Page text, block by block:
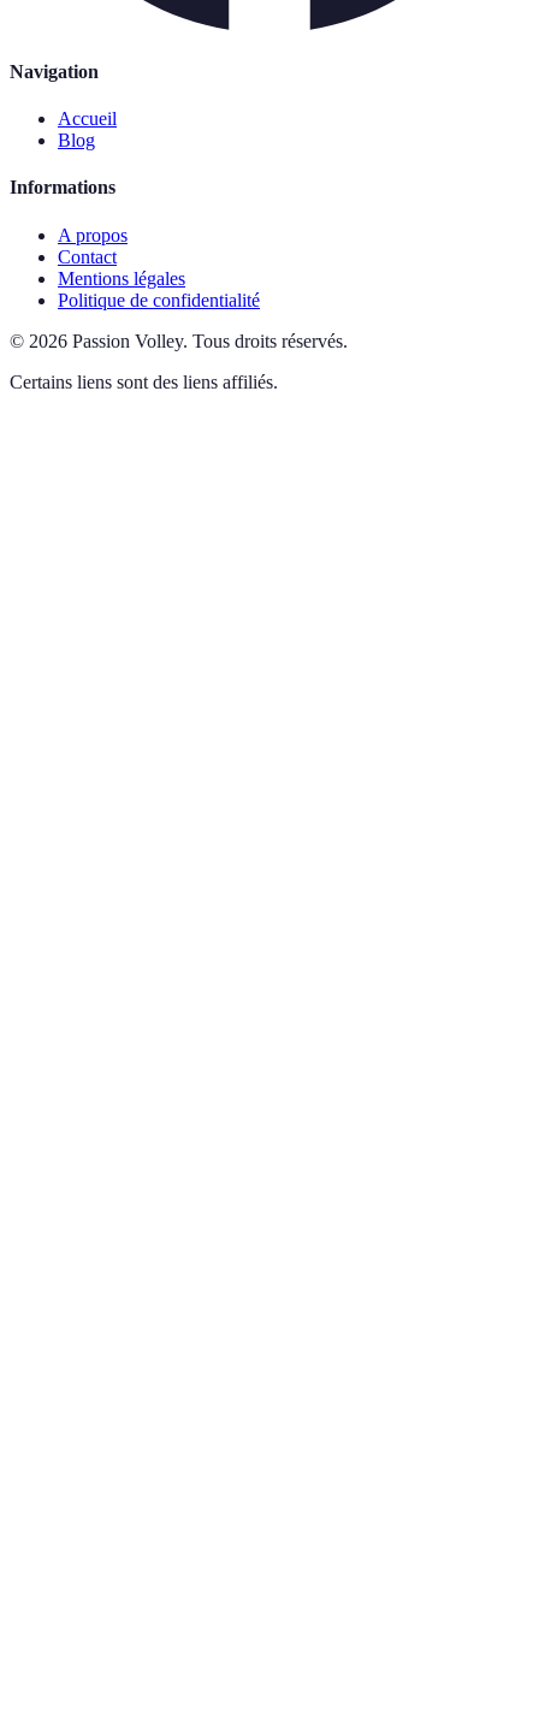
Navigation
Accueil
Blog
Informations
A propos
Contact
Mentions légales
Politique de confidentialité
© 2026 Passion Volley. Tous droits réservés.
Certains liens sont des liens affiliés.